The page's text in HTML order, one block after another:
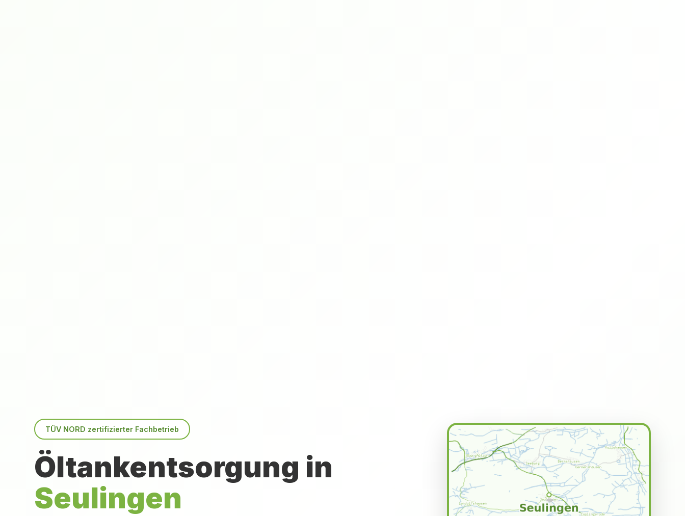
TÜV NORD zertifizierter Fachbetrieb
Öltankentsorgung in
Seulingen